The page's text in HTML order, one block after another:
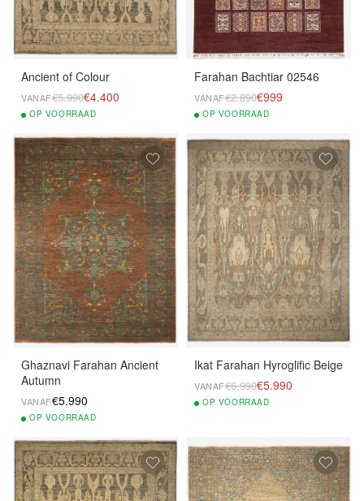
Ancient of Colour
VANAF€5.990€4.400
OP VOORRAAD
Farahan Bachtiar 02546
VANAF€2.890€999
OP VOORRAAD
Ghaznavi Farahan Ancient
Autumn
VANAF€5.990
OP VOORRAAD
Ikat Farahan Hyroglific Beige
VANAF€6.990€5.990
OP VOORRAAD